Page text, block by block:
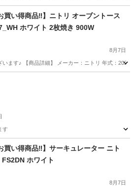
季節、空調家電
買い得商品‼】ニトリ オーブントース
ホワイト 2枚焼き 900W
8月7日
います♪ 【商品詳細】 メーカー：ニトリ 年式：
す
季節、空調家電
買い得商品‼】サーキュレーター ニト
FS2DN ホワイト
8月7日